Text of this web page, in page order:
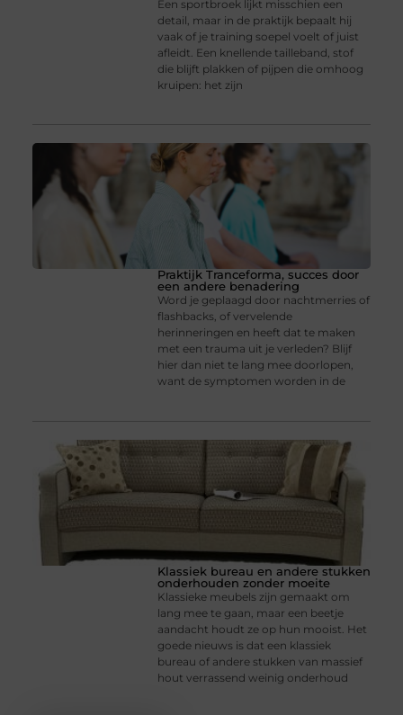
Een sportbroek lijkt misschien een
detail, maar in de praktijk bepaalt hij
vaak of je training soepel voelt of juist
afleidt. Een knellende tailleband, stof
die blijft plakken of pijpen die omhoog
kruipen: het zijn
Praktijk Tranceforma, succes door
een andere benadering
Word je geplaagd door nachtmerries of
flashbacks, of vervelende
herinneringen en heeft dat te maken
met een trauma uit je verleden? Blijf
hier dan niet te lang mee doorlopen,
want de symptomen worden in de
Klassiek bureau en andere stukken
onderhouden zonder moeite
Klassieke meubels zijn gemaakt om
lang mee te gaan, maar een beetje
aandacht houdt ze op hun mooist. Het
goede nieuws is dat een klassiek
bureau of andere stukken van massief
hout verrassend weinig onderhoud